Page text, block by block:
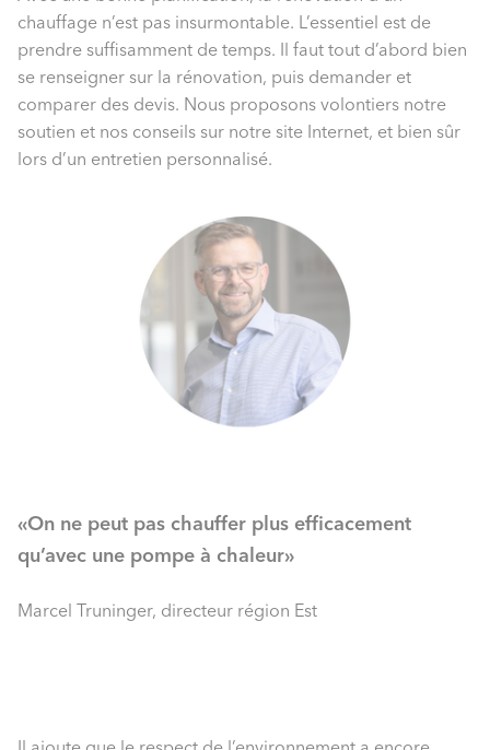
chauffage n’est pas insurmontable. L’essentiel est de
prendre suffisamment de temps. Il faut tout d’abord bien
se renseigner sur la rénovation, puis demander et
comparer des devis. Nous proposons volontiers notre
soutien et nos conseils sur notre site Internet, et bien sûr
lors d’un entretien personnalisé.
«On ne peut pas chauffer plus efficacement
qu’avec une pompe à chaleur»
Marcel Truninger, directeur région Est